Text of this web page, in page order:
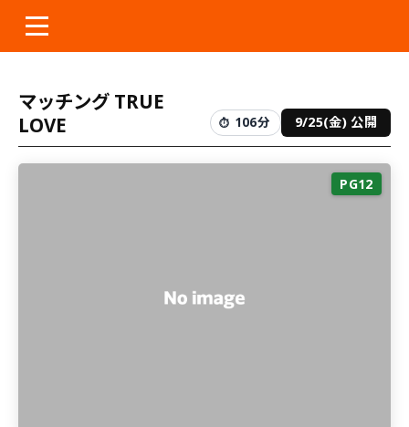
へ
マッチング TRUE
LOVE
106分 9/25(金) 公開
PG12